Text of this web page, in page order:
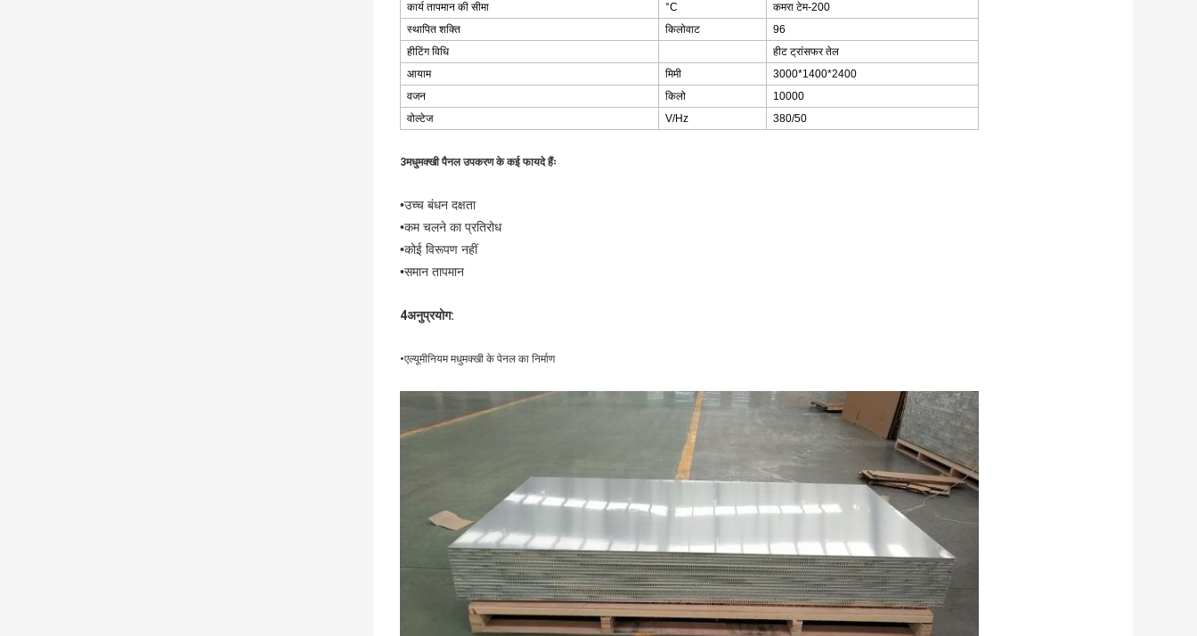
कार्य तापमान की सीमा
°C
कमरा टेम-200
स्थापित शक्ति
किलोवाट
96
हीटिंग विधि
हीट ट्रांसफर तेल
आयाम
मिमी
3000*1400*2400
वजन
किलो
10000
वोल्टेज
V/Hz 380/50
3मधुमक्खी पैनल उपकरण के कई फायदे हैंः
•उच्च बंधन दक्षता
•कम चलने का प्रतिरोध
•कोई विरूपण नहीं
•समान तापमान
4अनुप्रयोग:
•एल्यूमीनियम मधुमक्खी के पेनल का निर्माण